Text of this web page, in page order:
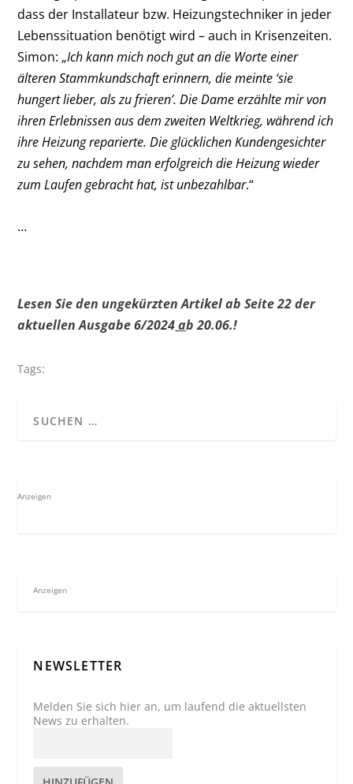
dass der Installateur bzw. Heizungstechniker in jeder
Lebenssituation benötigt wird – auch in Krisenzeiten.
Simon: „Ich kann mich noch gut an die Worte einer
älteren Stammkundschaft erinnern, die meinte ‘sie
hungert lieber, als zu frieren’. Die Dame erzählte mir von
ihren Erlebnissen aus dem zweiten Weltkrieg, während ich
ihre Heizung reparierte. Die glücklichen Kundengesichter
zu sehen, nachdem man erfolgreich die Heizung wieder
zum Laufen gebracht hat, ist unbezahlbar.“
…
Lesen Sie den ungekürzten Artikel ab Seite 22 der
aktuellen Ausgabe 6/2024 ab 20.06.!
Tags:
Anzeigen
Anzeigen
NEWSLETTER
Melden Sie sich hier an, um laufend die aktuellsten
News zu erhalten.